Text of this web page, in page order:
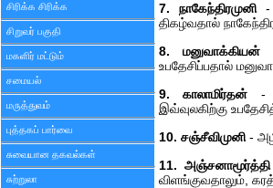
சிரிக்க சிரிக்க
சிறுவர் பகுதி
மகளிர் மட்டும்
சமையல்
மருத்துவம்
புத்தகப் பார்வை
சுவையான தகவல்கள்
சுற்றுலா
7. நாகேந்திரமுனி -
திகழ்வதால்
8. மனுவாக்கியன்
உபதேசிப்பதால்
9. காலாமிர்தன் -
இவ்வுலகிற்கு
10. சஞ்சீவிமுனி-
11. அஞ்சனாமூர்த்தி
விளங்குவதாலும்,